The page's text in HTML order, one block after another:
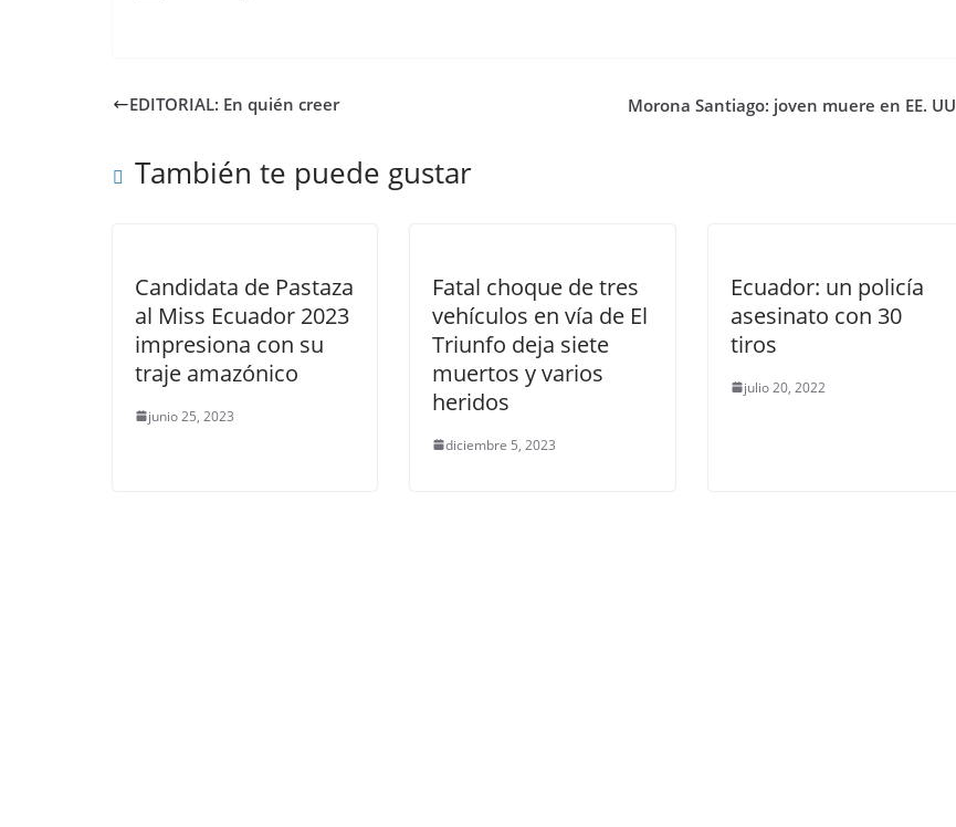
EDITORIAL: En quién creer Morona Santiago: joven muere en EE. UU
También te puede gustar
Candidata de Pastaza
al Miss Ecuador 2023
impresiona con su
traje amazónico
junio 25, 2023
Fatal choque de tres
vehículos en vía de El
Triunfo deja siete
muertos y varios
heridos
diciembre 5, 2023
Ecuador: un policía
asesinato con 30
tiros
julio 20, 2022